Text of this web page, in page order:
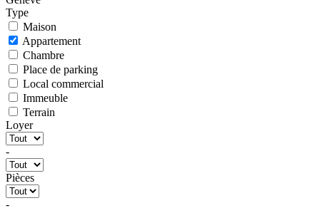
Type
Maison
Appartement
Chambre
Place de parking
Local commercial
Immeuble
Terrain
Loyer
-
Pièces
-